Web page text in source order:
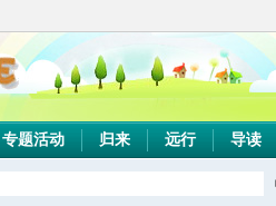
专题活动 归来 远行 导读